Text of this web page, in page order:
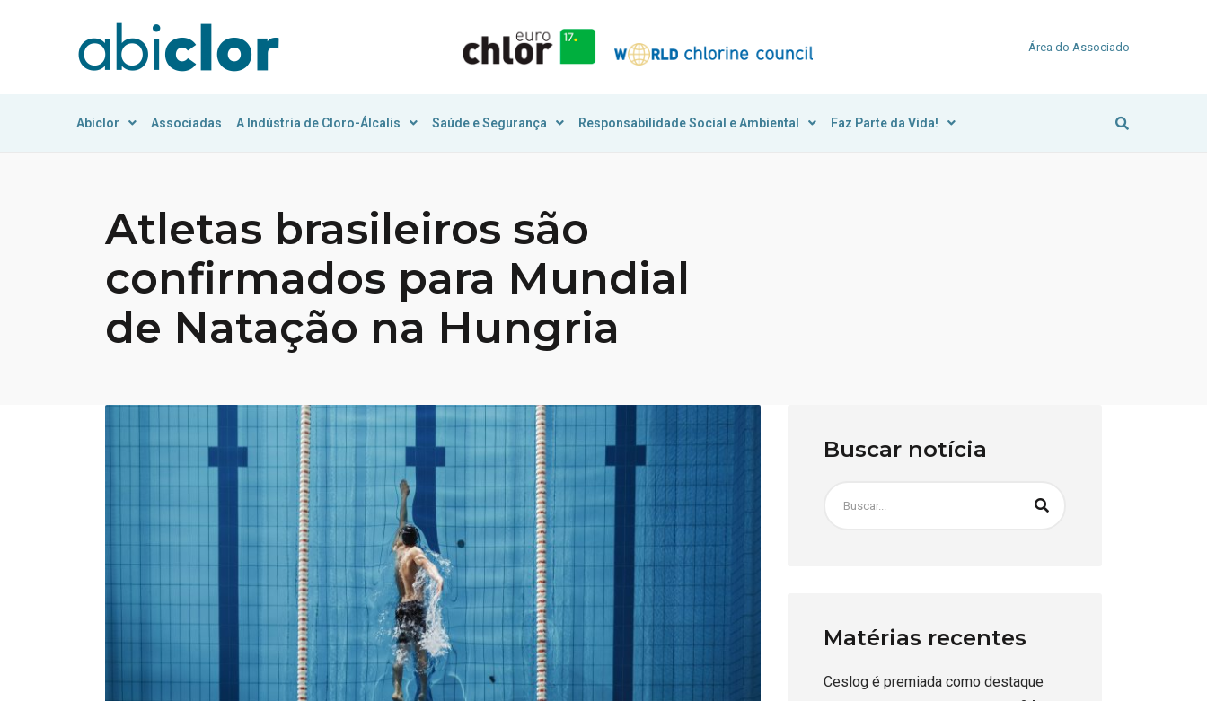
Área do Associado
Abiclor Associadas A Indústria de Cloro-Álcalis Saúde e Segurança Responsabilidade Social e Ambiental Faz Parte da Vida!
Atletas brasileiros são
confirmados para Mundial
de Natação na Hungria
Buscar notícia
Matérias recentes
Ceslog é premiada como destaque